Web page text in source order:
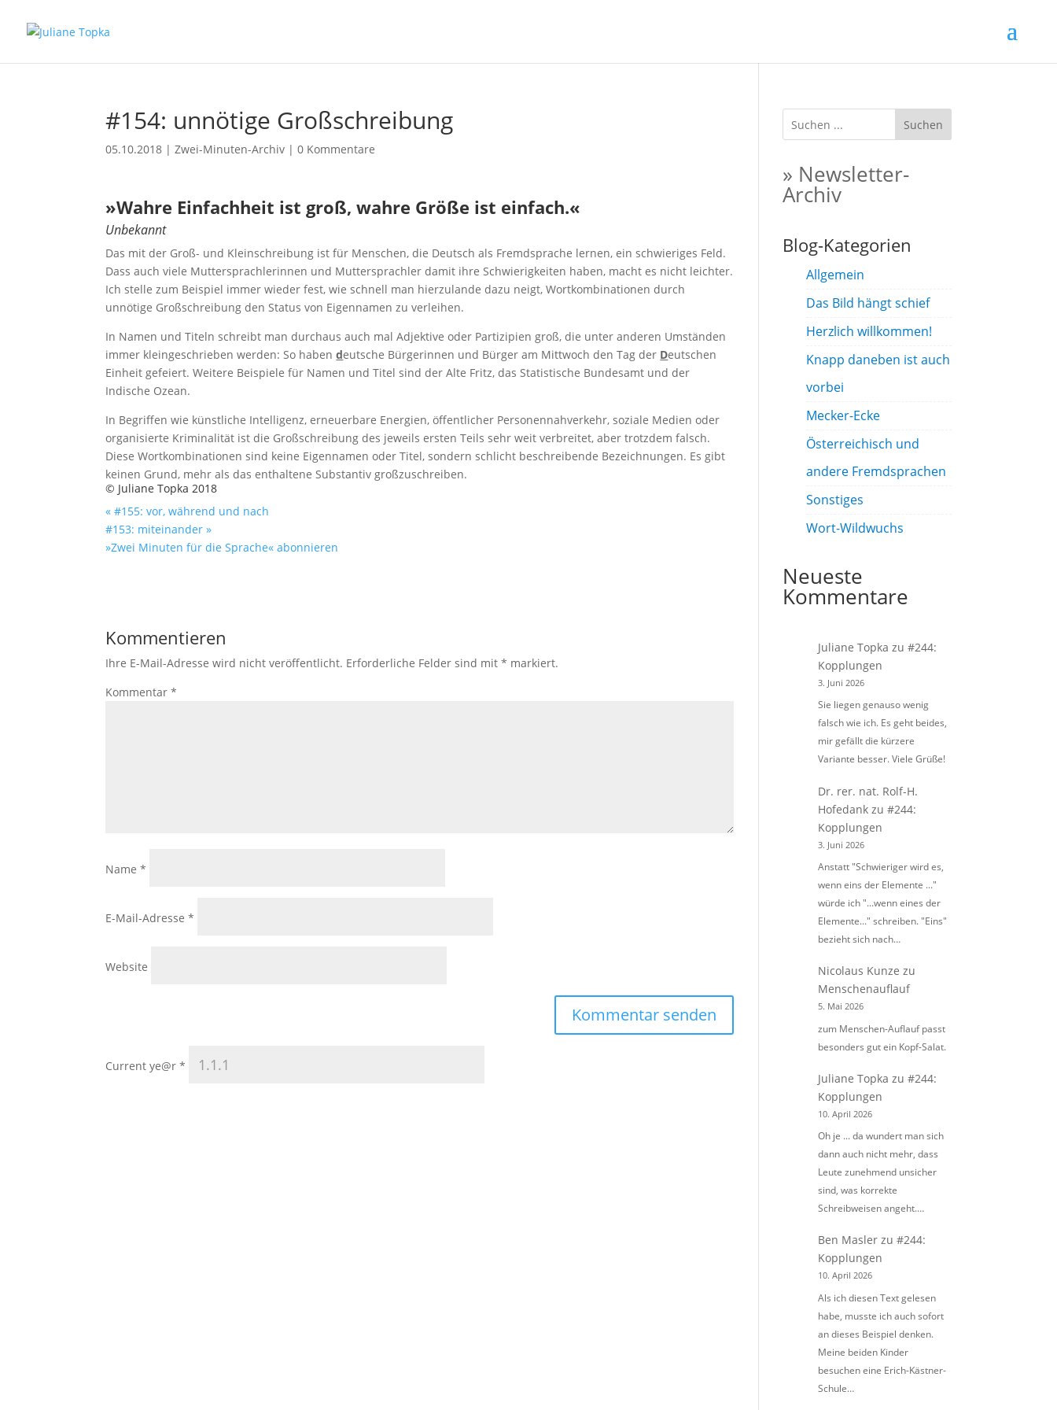
#154: unnötige Großschreibung
05.10.2018 |Zwei-Minuten-Archiv |0 Kommentare
»Wahre Einfachheit ist groß, wahre Größe ist einfach.«
Unbekannt
Das mit der Groß- und Kleinschreibung ist für Menschen, die Deutsch als Fremdsprache lernen, ein schwieriges Feld.
Dass auch viele Muttersprachlerinnen und Muttersprachler damit ihre Schwierigkeiten haben, macht es nicht leichter.
Ich stelle zum Beispiel immer wieder fest, wie schnell man hierzulande dazu neigt, Wortkombinationen durch
unnötige Großschreibung den Status von Eigennamen zu verleihen.
In Namen und Titeln schreibt man durchaus auch mal Adjektive oder Partizipien groß, die unter anderen Umständen
immer kleingeschrieben werden: So habendeutsche Bürgerinnen und Bürger am Mittwoch den Tag der Deutschen
Einheit gefeiert. Weitere Beispiele für Namen und Titel sind der Alte Fritz, das Statistische Bundesamt und der
Indische Ozean.
In Begriffen wie künstliche Intelligenz, erneuerbare Energien, öffentlicher Personennahverkehr, soziale Medien oder
organisierte Kriminalität ist die Großschreibung des jeweils ersten Teils sehr weit verbreitet, aber trotzdem falsch.
Diese Wortkombinationen sind keine Eigennamen oder Titel, sondern schlicht beschreibende Bezeichnungen. Es gibt
keinen Grund, mehr als das enthaltene Substantiv großzuschreiben.
© Juliane Topka 2018
« #155: vor, während und nach
#153: miteinander »
»Zwei Minuten für die Sprache« abonnieren
Kommentieren
Ihre E-Mail-Adresse wird nicht veröffentlicht. Erforderliche Felder sind mit* markiert.
Kommentar*
Name*
E-Mail-Adresse*
Website
Current ye@r*
Suchen
» Newsletter-
Archiv
Blog-Kategorien
Allgemein
Das Bild hängt schief
Herzlich willkommen!
Knapp daneben ist auch
vorbei
Mecker-Ecke
Österreichisch und
andere Fremdsprachen
Sonstiges
Wort-Wildwuchs
Neueste
Kommentare
Juliane Topka zu#244:
Kopplungen
3. Juni 2026
Sie liegen genauso wenig
falsch wie ich. Es geht beides,
mir gefällt die kürzere
Variante besser. Viele Grüße!
Dr. rer. nat. Rolf-H.
Hofedank zu#244:
Kopplungen
3. Juni 2026
Anstatt "Schwieriger wird es,
wenn eins der Elemente ..."
würde ich "...wenn eines der
Elemente..." schreiben. "Eins"
bezieht sich nach…
Nicolaus Kunze zu
Menschenauflauf
5. Mai 2026
zum Menschen-Auflauf passt
besonders gut ein Kopf-Salat.
Juliane Topka zu#244:
Kopplungen
10. April 2026
Oh je ... da wundert man sich
dann auch nicht mehr, dass
Leute zunehmend unsicher
sind, was korrekte
Schreibweisen angeht.…
Ben Masler zu#244:
Kopplungen
10. April 2026
Als ich diesen Text gelesen
habe, musste ich auch sofort
an dieses Beispiel denken.
Meine beiden Kinder
besuchen eine Erich-Kästner-
Schule…